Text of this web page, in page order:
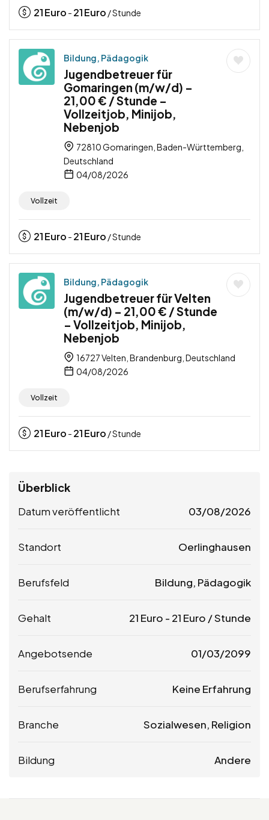
21Euro - 21Euro / Stunde
Bildung, Pädagogik
Jugendbetreuer für
Gomaringen (m/w/d) –
21,00 € / Stunde –
Vollzeitjob, Minijob,
Nebenjob
72810 Gomaringen, Baden-Württemberg,
Deutschland
04/08/2026
Vollzeit
21Euro - 21Euro / Stunde
Bildung, Pädagogik
Jugendbetreuer für Velten
(m/w/d) – 21,00 € / Stunde
– Vollzeitjob, Minijob,
Nebenjob
16727 Velten, Brandenburg, Deutschland
04/08/2026
Vollzeit
21Euro - 21Euro / Stunde
Überblick
Datum veröffentlicht 03/08/2026
Standort Oerlinghausen
Berufsfeld Bildung, Pädagogik
Gehalt 21 Euro - 21 Euro / Stunde
Angebotsende 01/03/2099
Berufserfahrung Keine Erfahrung
Branche Sozialwesen, Religion
Bildung Andere